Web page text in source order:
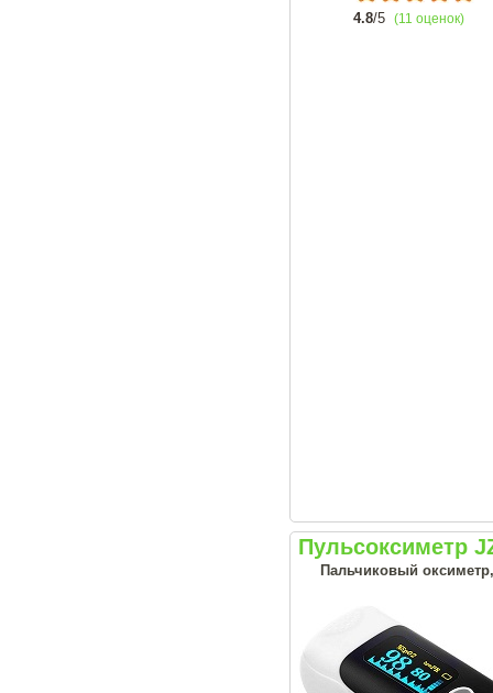
4.8/5 (11 оценок)
Пульсоксиметр
Пальчиковый оксиметр,